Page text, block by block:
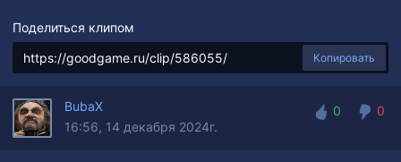
Поделиться клипом
Копировать
BubaX
16:56, 14 декабря 2024г.
0
0